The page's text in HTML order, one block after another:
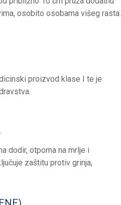
osobito osobama višeg rasta.
proizvod klase I te je
dodir, otporna na mrlje i
zaštitu protiv grinja,